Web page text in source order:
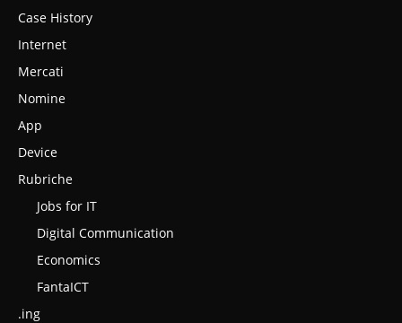
Case History
Internet
Mercati
Nomine
App
Device
Rubriche
Jobs for IT
Digital Communication
Economics
FantaICT
.ing